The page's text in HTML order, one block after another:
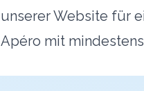
unserer Website für
Apéro mit